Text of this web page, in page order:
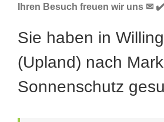
Ihren Besuch freuen wir uns ✉
Sie haben in
(Upland) nach
Sonnenschutz